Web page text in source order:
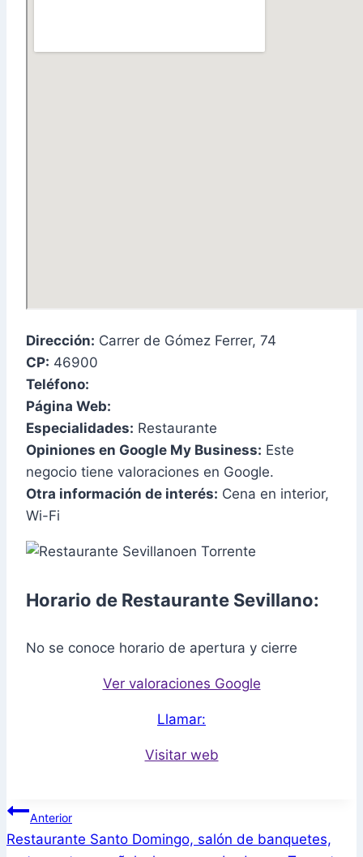
Dirección: Carrer de Gómez Ferrer, 74
CP: 46900
Teléfono:
Página Web:
Especialidades: Restaurante
Opiniones en Google My Business: Este
negocio tiene valoraciones en Google.
Otra información de interés: Cena en interior,
Wi-Fi
Horario de Restaurante Sevillano:
No se conoce horario de apertura y cierre
Ver valoraciones Google
Llamar:
Visitar web
Navegación
de
Anterior
Restaurante Santo Domingo, salón de banquetes,